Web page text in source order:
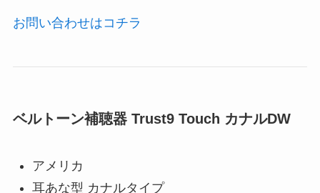
お問い合わせはコチラ
ベルトーン補聴器 Trust9 Touch カナルDW
アメリカ
耳あな型 カナルタイプ